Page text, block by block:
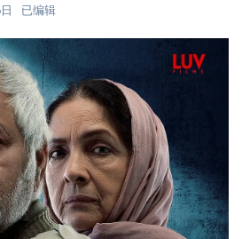
已编辑